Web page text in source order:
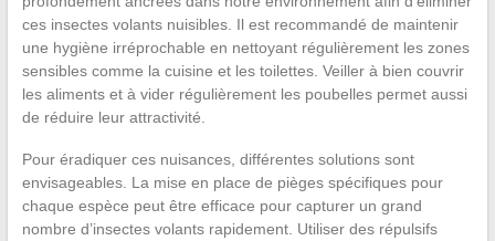
ces insectes volants nuisibles. Il est recommandé de maintenir
une hygiène irréprochable en nettoyant régulièrement les zones
sensibles comme la cuisine et les toilettes. Veiller à bien couvrir
les aliments et à vider régulièrement les poubelles permet aussi
de réduire leur attractivité.
Pour éradiquer ces nuisances, différentes solutions sont
envisageables. La mise en place de pièges spécifiques pour
chaque espèce peut être efficace pour capturer un grand
nombre d’insectes volants rapidement. Utiliser des répulsifs